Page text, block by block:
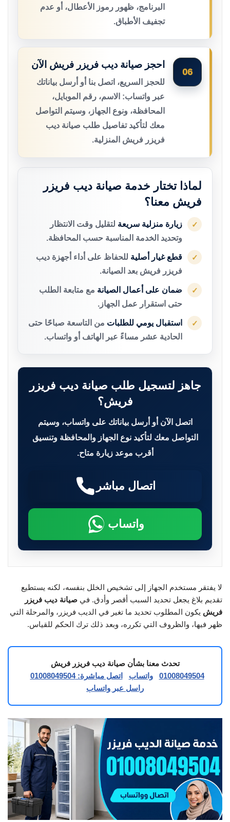
البرنامج، ظهور رموز الأعطال، أو عدم
تجفيف الأطباق.
06
احجز صيانة ديب فريزر فريش الآن
للحجز السريع، اتصل بنا أو أرسل بياناتك
عبر واتساب: الاسم، رقم الموبايل،
المحافظة، ونوع الجهاز، وسيتم التواصل
معك لتأكيد تفاصيل طلب صيانة ديب
فريزر فريش المنزلية.
لماذا تختار خدمة صيانة ديب فريزر
فريش معنا؟
✓ زيارة منزلية سريعة لتقليل وقت الانتظار
وتحديد الخدمة المناسبة حسب المحافظة.
✓ قطع غيار أصلية للحفاظ على أداء أجهزة ديب
فريزر فريش بعد الصيانة.
✓ ضمان على أعمال الصيانة مع متابعة الطلب
حتى استقرار عمل الجهاز.
✓ استقبال يومي للطلبات من التاسعة صباحًا حتى
الحادية عشر مساءً عبر الهاتف أو واتساب.
جاهز لتسجيل طلب صيانة ديب فريزر
فريش؟
اتصل الآن أو أرسل بياناتك على واتساب، وسيتم
التواصل معك لتأكيد نوع الجهاز والمحافظة وتنسيق
أقرب موعد زيارة متاح.
اتصال مباشر
واتساب
لا يفتقر مستخدم الجهاز إلى تشخيص الخلل بنفسه، لكنه يستطيع
تقديم بلاغ يجعل تحديد السبب أقصر وأدق. في صيانة ديب فريزر
فريش يكون المطلوب تحديد ما تغير في الديب فريزر، والمرحلة التي
ظهر فيها، والظروف التي تكرره، وبعد ذلك ترك الحكم للقياس.
تحدث معنا بشأن صيانة ديب فريزر فريش
01008049504
واتساب
اتصل مباشرة: 01008049504
راسل عبر واتساب